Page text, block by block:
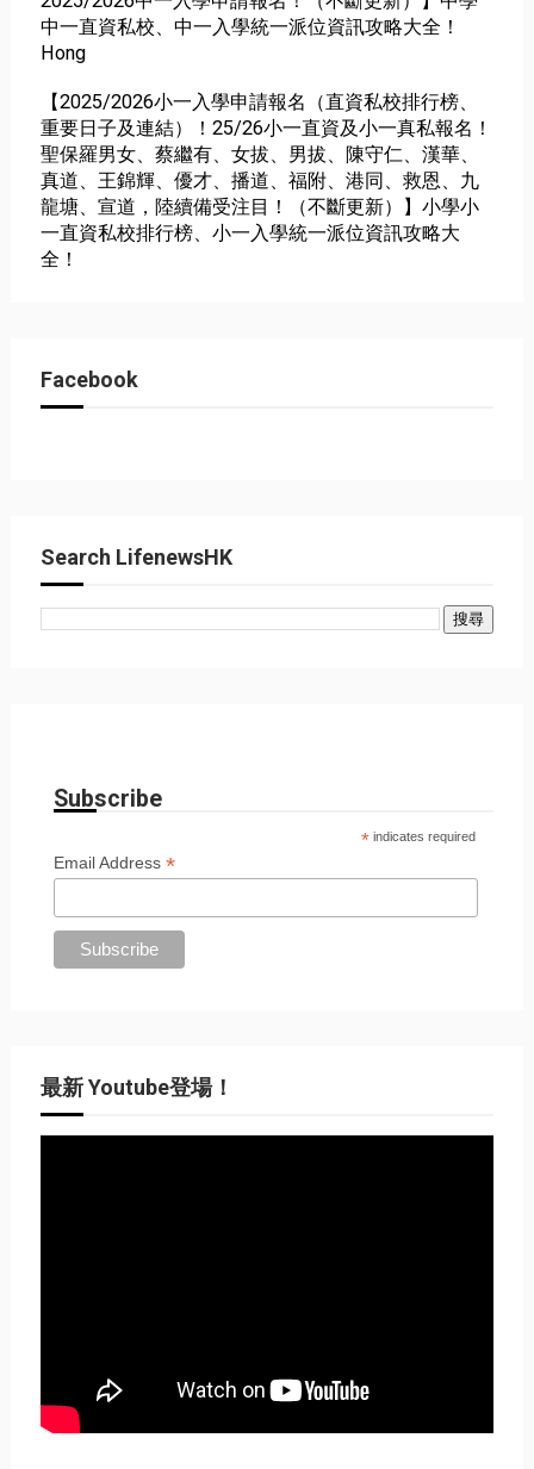
中一直資私校、中一入學統一派位資訊攻略大全！
Hong
【2025/2026小一入學申請報名（直資私校排行榜、
重要日子及連結）！25/26小一直資及小一真私報名！
聖保羅男女、蔡繼有、女拔、男拔、陳守仁、漢華、
真道、王錦輝、優才、播道、福附、港同、救恩、九
龍塘、宣道，陸續備受注目！（不斷更新）】小學小
一直資私校排行榜、小一入學統一派位資訊攻略大
全！
Facebook
Search LifenewsHK
Subscribe
* indicates required
Email Address*
最新 Youtube登場！